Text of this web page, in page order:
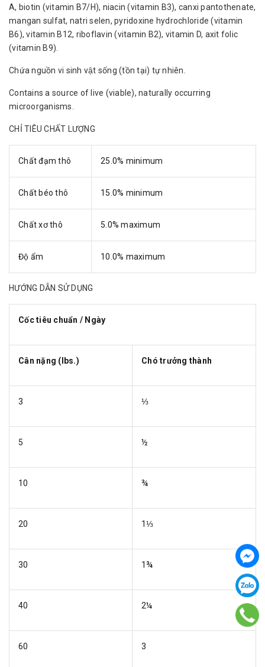
A, biotin (vitamin B7/H), niacin (vitamin B3), canxi pantothenate,
mangan sulfat, natri selen, pyridoxine hydrochloride (vitamin
B6), vitamin B12, riboflavin (vitamin B2), vitamin D, axit folic
(vitamin B9).
Chứa nguồn vi sinh vật sống (tồn tại) tự nhiên.
Contains a source of live (viable), naturally occurring
microorganisms.
CHỈ TIÊU CHẤT LƯỢNG
Chất đạm thô 25.0% minimum
Chất béo thô 15.0% minimum
Chất xơ thô 5.0% maximum
Độ ẩm 10.0% maximum
HƯỚNG DẪN SỬ DỤNG
Cốc tiêu chuẩn / Ngày
Cân nặng (lbs.) Chó trưởng thành
3 ⅓
5 ½
10 ¾
20 1⅓
30 1¾
40 2¼
60 3